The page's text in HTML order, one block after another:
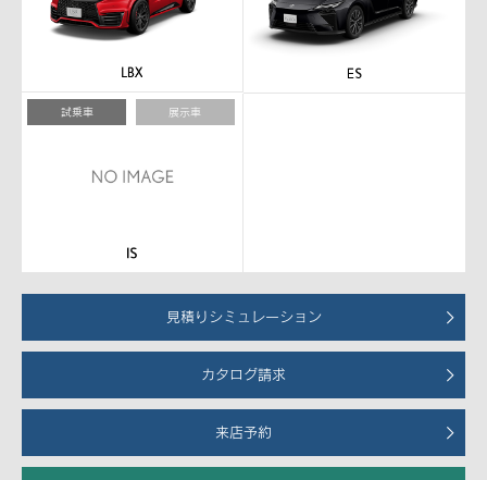
試乗車 展示車
見積りシミュレーション
カタログ請求
来店予約